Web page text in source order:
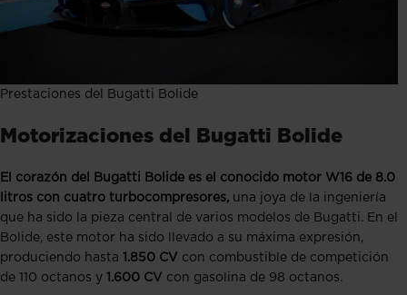
Prestaciones del Bugatti Bolide
Motorizaciones del Bugatti Bolide
El corazón del Bugatti Bolide es el conocido motor W16 de 8.0
litros con cuatro turbocompresores, una joya de la ingeniería
que ha sido la pieza central de varios modelos de Bugatti. En el
Bolide, este motor ha sido llevado a su máxima expresión,
produciendo hasta 1.850 CV con combustible de competición
de 110 octanos y 1.600 CV con gasolina de 98 octanos.